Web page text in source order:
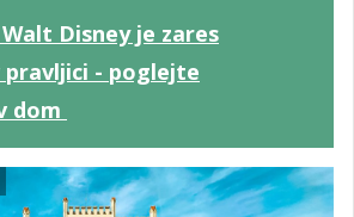
Disney je zares
pravljici - poglejte
dom